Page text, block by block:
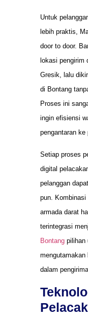
Untuk
lebih praktis,
door to door.
lokasi pengirim
Gresik, lalu
di Bontang
Proses ini
ingin efisiensi
pengantaran ke
Setiap proses
digital
pelanggan
pun. Kombinasi
armada darat
terintegrasi
Bontang pilihan
mengutamakan
dalam